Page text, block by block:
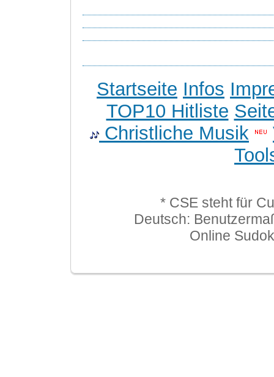
Startseite Infos
TOP10 Hitliste
Christliche Musik
* CSE steht für
Deutsch:
Online